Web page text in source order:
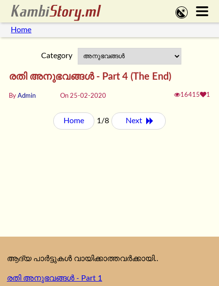
Home
Category
രതി അനുഭവങ്ങൾ - Part 4 (The End)
By Admin On 25-02-2020 16415 1
Home 1/8 Next
ആദ്യ പാർട്ടുകൾ വായിക്കാത്തവർക്കായി..
രതി അനുഭവങ്ങൾ - Part 1